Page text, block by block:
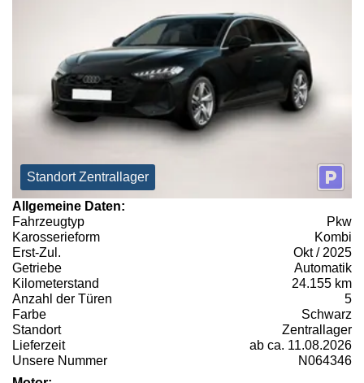
Standort Zentrallager
Allgemeine Daten:
Fahrzeugtyp
Pkw
Karosserieform
Kombi
Erst-Zul.
Okt / 2025
Getriebe
Automatik
Kilometerstand
24.155 km
Anzahl der Türen
5
Farbe
Schwarz
Standort
Zentrallager
Lieferzeit
ab ca. 11.08.2026
Unsere Nummer
N064346